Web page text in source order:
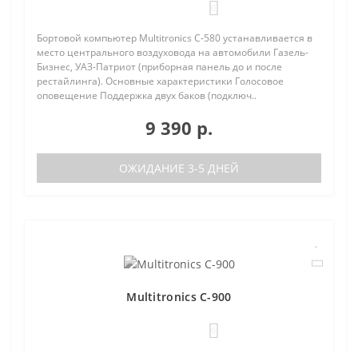
Бортовой компьютер Multitronics C-580 устанавливается в
место центрального воздуховода на автомобили Газель-
Бизнес, УАЗ-Патриот (приборная панель до и после
рестайлинга). Основные характеристики Голосовое
оповещение Поддержка двух баков (подключ..
9 390 р.
ОЖИДАНИЕ 3-5 ДНЕЙ
Multitronics C-900